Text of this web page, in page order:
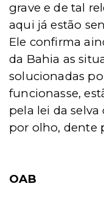
grave e de tal
aqui já estão
Ele confirma
da Bahia as
solucionadas
funcionasse,
pela lei da selva
por olho, dente
OAB